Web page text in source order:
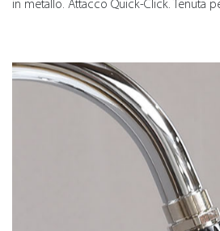
in metallo. Attacco Quick-Click. Tenuta